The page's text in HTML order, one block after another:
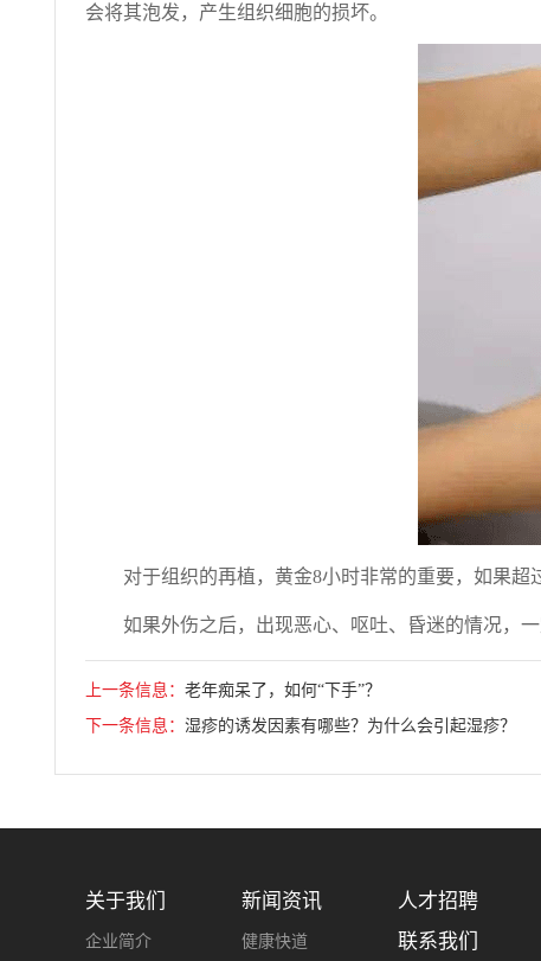
会将其泡发，产生组织细胞的损坏。
对于组织的再植，黄金8小时非常的重要，如果超
如果外伤之后，出现恶心、呕吐、昏迷的情况，
上一条信息： 老年痴呆了，如何“下手”？
下一条信息： 湿疹的诱发因素有哪些？为什么会引起湿疹？
关于我们
企业简介
新闻资讯
健康快道
人才招聘
联系我们